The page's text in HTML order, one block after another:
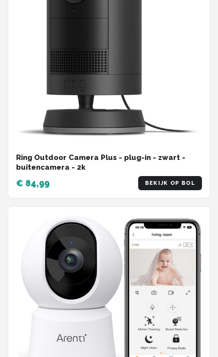
Ring Outdoor Camera Plus - plug-in - zwart -
buitencamera - 2k
€ 84,99 BEKIJK OP BOL